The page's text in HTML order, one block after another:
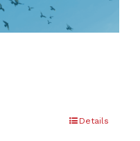
Details